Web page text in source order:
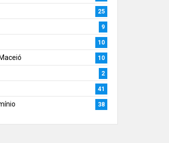
25
9
10
10
2
41
38